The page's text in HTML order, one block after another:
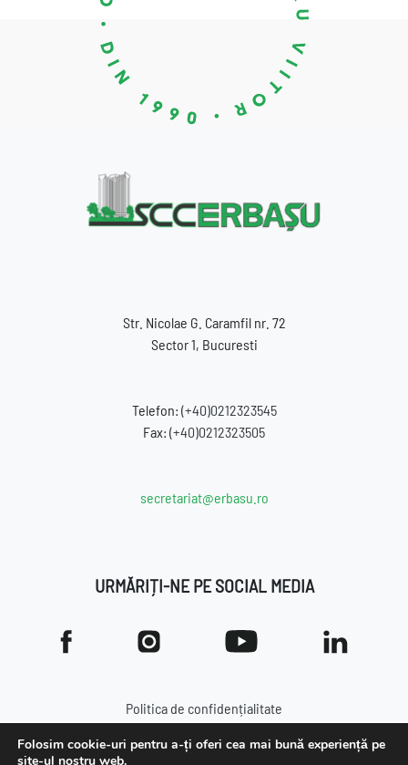
Str. Nicolae G. Caramfil nr. 72
Sector 1, Bucuresti
Telefon: (+40)0212323545
Fax: (+40)0212323505
secretariat@erbasu.ro
URMĂRIȚI-NE PE SOCIAL MEDIA
Politica de confidențialitate
Politica de cookies
Folosim cookie-uri pentru a-ți oferi cea mai bună experiență pe
site-ul nostru web.